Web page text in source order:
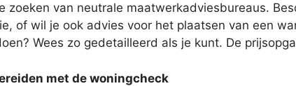
zoeken van neutrale maatwerkadviesbureaus.
of wil je ook advies voor het plaatsen van een
Wees zo gedetailleerd als je kunt. De
met de woningcheck